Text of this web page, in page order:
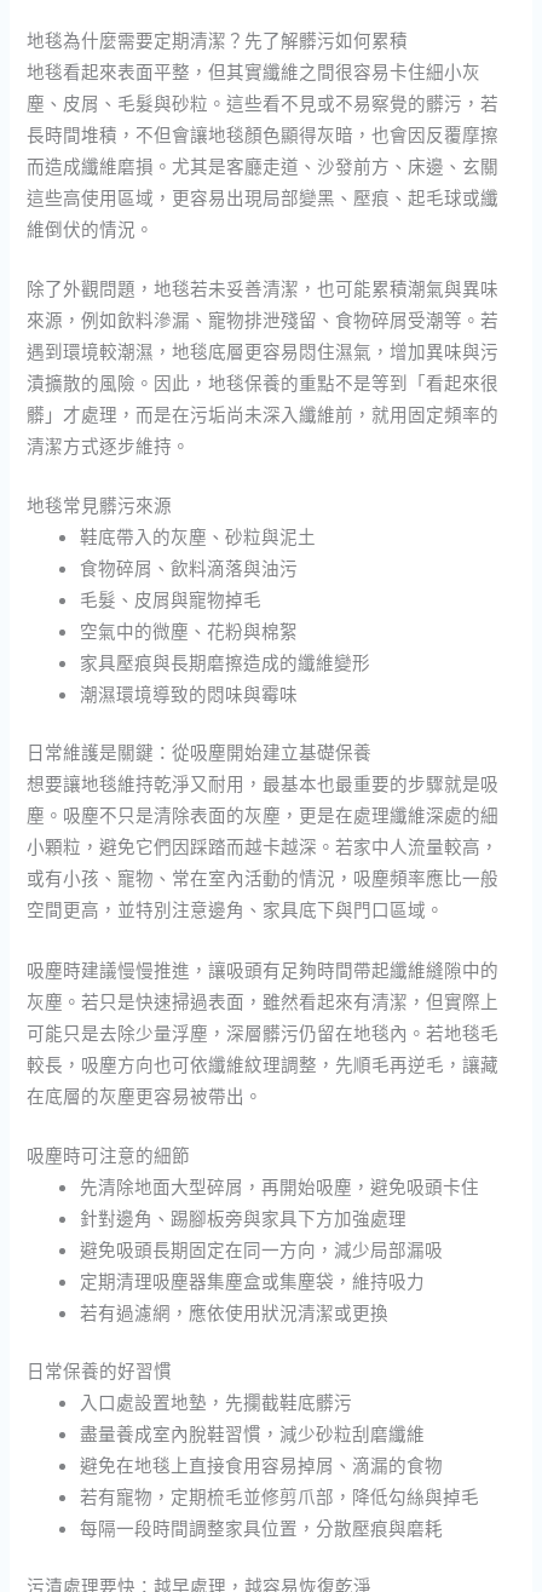
地毯為什麼需要定期清潔？先了解髒污如何累積
地毯看起來表面平整，但其實纖維之間很容易卡住細小灰
塵、皮屑、毛髮與砂粒。這些看不見或不易察覺的髒污，若
長時間堆積，不但會讓地毯顏色顯得灰暗，也會因反覆摩擦
而造成纖維磨損。尤其是客廳走道、沙發前方、床邊、玄關
這些高使用區域，更容易出現局部變黑、壓痕、起毛球或纖
維倒伏的情況。
除了外觀問題，地毯若未妥善清潔，也可能累積潮氣與異味
來源，例如飲料滲漏、寵物排泄殘留、食物碎屑受潮等。若
遇到環境較潮濕，地毯底層更容易悶住濕氣，增加異味與污
漬擴散的風險。因此，地毯保養的重點不是等到「看起來很
髒」才處理，而是在污垢尚未深入纖維前，就用固定頻率的
清潔方式逐步維持。
地毯常見髒污來源
鞋底帶入的灰塵、砂粒與泥土
食物碎屑、飲料滴落與油污
毛髮、皮屑與寵物掉毛
空氣中的微塵、花粉與棉絮
家具壓痕與長期磨擦造成的纖維變形
潮濕環境導致的悶味與霉味
日常維護是關鍵：從吸塵開始建立基礎保養
想要讓地毯維持乾淨又耐用，最基本也最重要的步驟就是吸
塵。吸塵不只是清除表面的灰塵，更是在處理纖維深處的細
小顆粒，避免它們因踩踏而越卡越深。若家中人流量較高，
或有小孩、寵物、常在室內活動的情況，吸塵頻率應比一般
空間更高，並特別注意邊角、家具底下與門口區域。
吸塵時建議慢慢推進，讓吸頭有足夠時間帶起纖維縫隙中的
灰塵。若只是快速掃過表面，雖然看起來有清潔，但實際上
可能只是去除少量浮塵，深層髒污仍留在地毯內。若地毯毛
較長，吸塵方向也可依纖維紋理調整，先順毛再逆毛，讓藏
在底層的灰塵更容易被帶出。
吸塵時可注意的細節
先清除地面大型碎屑，再開始吸塵，避免吸頭卡住
針對邊角、踢腳板旁與家具下方加強處理
避免吸頭長期固定在同一方向，減少局部漏吸
定期清理吸塵器集塵盒或集塵袋，維持吸力
若有過濾網，應依使用狀況清潔或更換
日常保養的好習慣
入口處設置地墊，先攔截鞋底髒污
盡量養成室內脫鞋習慣，減少砂粒刮磨纖維
避免在地毯上直接食用容易掉屑、滴漏的食物
若有寵物，定期梳毛並修剪爪部，降低勾絲與掉毛
每隔一段時間調整家具位置，分散壓痕與磨耗
污漬處理要快：越早處理，越容易恢復乾淨